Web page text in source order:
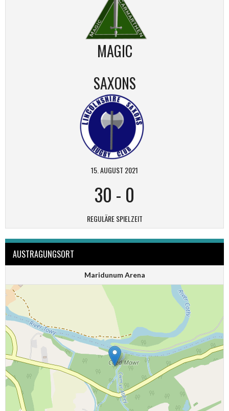
MAGIC
SAXONS
15. AUGUST 2021
30 - 0
REGULÄRE SPIELZEIT
AUSTRAGUNGSORT
Maridunum Arena